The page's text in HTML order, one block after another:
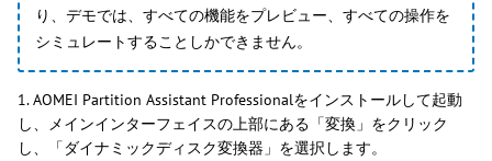
り、デモでは、すべての機能をプレビュー、すべての操作を
シミュレートすることしかできません。
1. AOMEI Partition Assistant Professionalをインストールして起動
し、メインインターフェイスの上部にある「変換」をクリック
し、「ダイナミックディスク変換器」を選択します。